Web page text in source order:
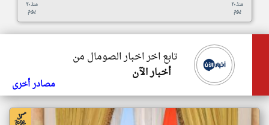
منذ ٢٠
يوم
منذ ٢٠
يوم
تابع اخر اخبار الصومال من
أخبار الآن
مصادر أخرى